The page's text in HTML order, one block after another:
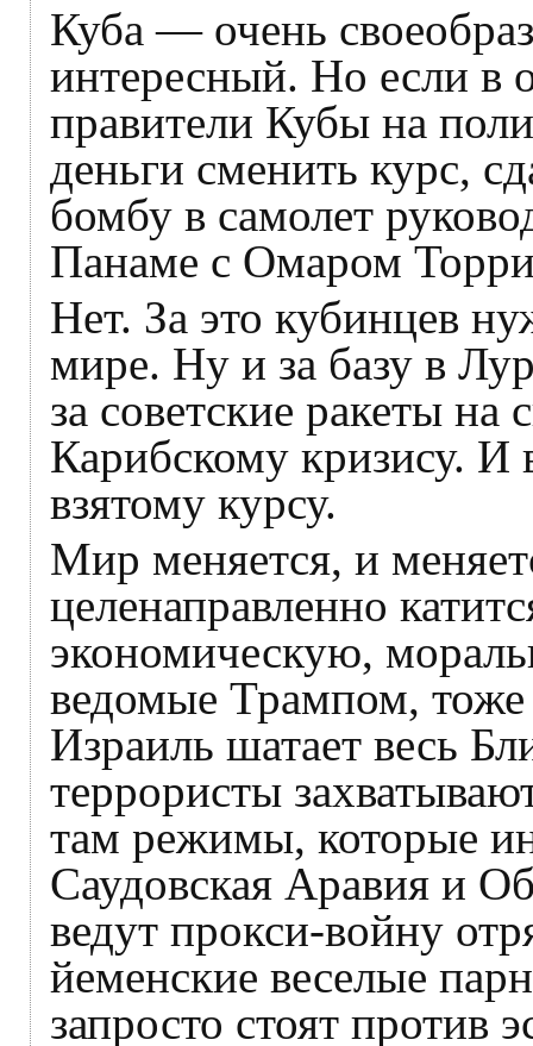
Куба — очень
интересный. Но если в
правители Кубы на
деньги сменить курс,
бомбу в самолет
Панаме с Омаром
Нет. За это кубинцев
мире. Ну и за базу в
за советские ракеты
Карибскому кризису.
взятому курсу.
Мир меняется, и
целенаправленно
экономическую,
ведомые Трампом,
Израиль шатает весь
террористы
там режимы, которые
Саудовская Аравия и
ведут прокси-войну
йеменские веселые
запросто стоят